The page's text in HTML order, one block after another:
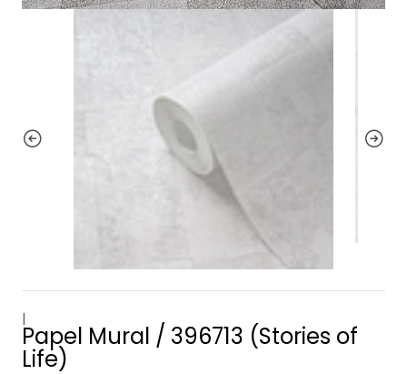
|
Papel Mural / 396713 (Stories of
Life)